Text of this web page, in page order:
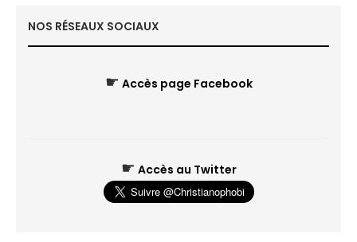
NOS RÉSEAUX SOCIAUX
☛ Accès page Facebook
☛ Accès au Twitter